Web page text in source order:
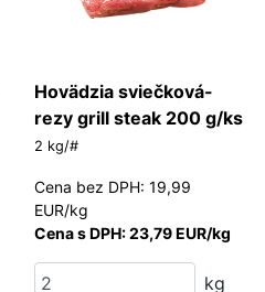
Hovädzia sviečková-
rezy grill steak 200 g/ks
2 kg/#
Cena bez DPH: 19,99
EUR/kg
Cena s DPH: 23,79 EUR/kg
kg